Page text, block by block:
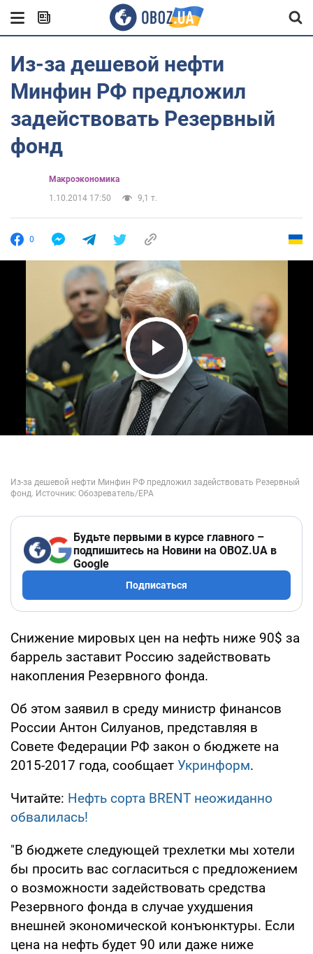
Из-за дешевой нефти
Минфин РФ предложил
задействовать Резервный
фонд
Mакроэкономика
1.10.2014 17:50
9,1 т.
0
Play Video
Будьте первыми в курсе главного –
подпишитесь на Новини на OBOZ.UA в
Google
Подписаться
Снижение мировых цен на нефть ниже 90$ за
баррель заставит Россию задействовать
накопления Резервного фонда.
Об этом заявил в среду министр финансов
России Антон Силуанов, представляя в
Совете Федерации РФ закон о бюджете на
2015-2017 года, сообщает Укринформ.
Читайте: Нефть сорта BRENT неожиданно
обвалилась!
"В бюджете следующей трехлетки мы хотели
бы просить вас согласиться с предложением
о возможности задействовать средства
Резервного фонда в случае ухудшения
внешней экономической конъюнктуры. Если
цена на нефть будет 90 или даже ниже